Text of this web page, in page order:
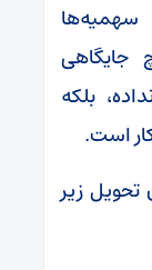
جایگاهی
بلکه
است.
تحویل زیر